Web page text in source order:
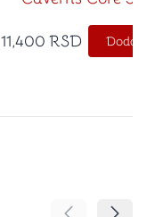
11,400 RSD